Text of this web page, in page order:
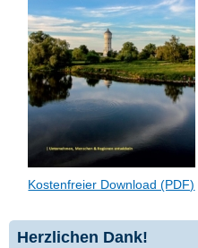
Kostenfreier Download (PDF)
Herzlichen Dank!